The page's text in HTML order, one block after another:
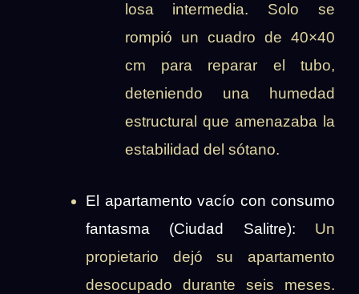
losa intermedia. Solo se
rompió un cuadro de 40×40
cm para reparar el tubo,
deteniendo una humedad
estructural que amenazaba la
estabilidad del sótano.
El apartamento vacío con consumo
fantasma (Ciudad Salitre): Un
propietario dejó su apartamento
desocupado durante seis meses.